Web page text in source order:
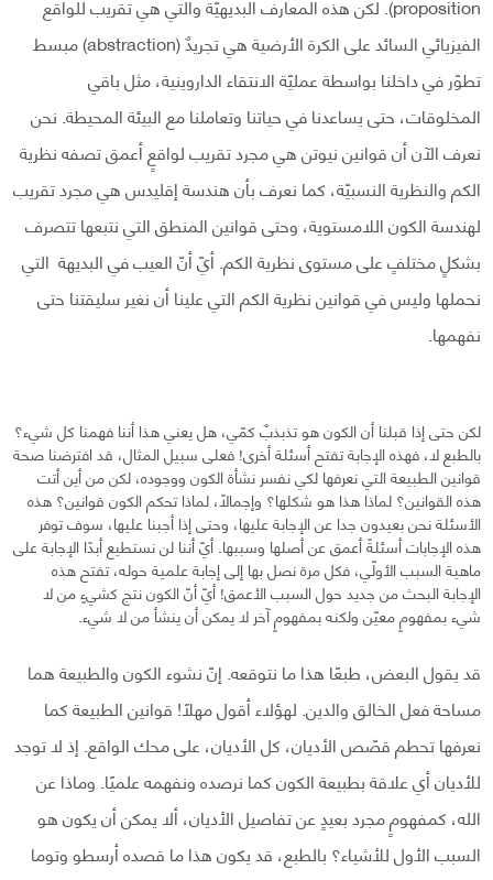
الفيزيائي السائد على الكرة الأرضية هي تجريدٌ (abstraction) مبسط
تطوّر في داخلنا بواسطة عمليّة الانتقاء الداروينية، مثل باقي
المخلوقات، حتى يساعدنا في حياتنا وتعاملنا مع البيئة المحيطة. نحن
نعرف الآن أن قوانين نيوتن هي مجرد تقريب لواقعٍ أعمق تصفه نظرية
الكم والنظرية النسبيّة، كما نعرف بأن هندسة إقليدس هي مجرد تقريب
لهندسة الكون اللامستوية، وحتى قوانين المنطق التي نتبعها تتصرف
بشكلٍ مختلفٍ على مستوى نظرية الكم. أيّ أنّ العيب في البديهة التي
نحملها وليس في قوانين نظرية الكم التي علينا أن نغير سليقتنا حتى
نفهمها.
لكن حتى إذا قبلنا أن الكون هو تذبذبٌ كمّي، هل يعني هذا أننا فهمنا كل شيء؟
بالطبع لا، فهذه الإجابة تفتح أسئلة أخرى! فعلى سبيل المثال، قد افترضنا صحة
قوانين الطبيعة التي نعرفها لكي نفسر نشأة الكون ووجوده، لكن من أين أتت
هذه القوانين؟ لماذا هذا هو شكلها؟ وإجمالًا، لماذا تحكم الكون قوانين؟ هذه
الأسئلة نحن بعيدون جدا عن الإجابة عليها، وحتى إذا أجبنا عليها، سوف توفر
هذه الإجابات أسئلةً أعمق عن أصلها وسببها. أيّ أننا لن نستطيع أبدًا الإجابة على
ماهية السبب الأولّي، فكل مرة نصل بها إلى إجابة علمية حوله، تفتح هذه
الإجابة البحث من جديد حول السبب الأعمق! أيّ أنّ الكون نتج كشيءٍ من لا
شيء بمفهومٍ معيّن ولكنه بمفهومٍ آخر لا يمكن أن ينشأ من لا شيء.
قد يقول البعض، طبعًا هذا ما نتوقعه. إنّ نشوء الكون والطبيعة هما
مساحة فعل الخالق والدين. لهؤلاء أقول مهلًا! قوانين الطبيعة كما
نعرفها تحطم قصّص الأديان، كل الأديان، على محك الواقع. إذ لا توجد
للأديان أي علاقة بطبيعة الكون كما نرصده ونفهمه علميًا. وماذا عن
الله، كمفهومٍ مجرد بعيدٍ عن تفاصيل الأديان، ألا يمكن أن يكون هو
السبب الأول للأشياء؟ بالطبع، قد يكون هذا ما قصده أرسطو وتوما